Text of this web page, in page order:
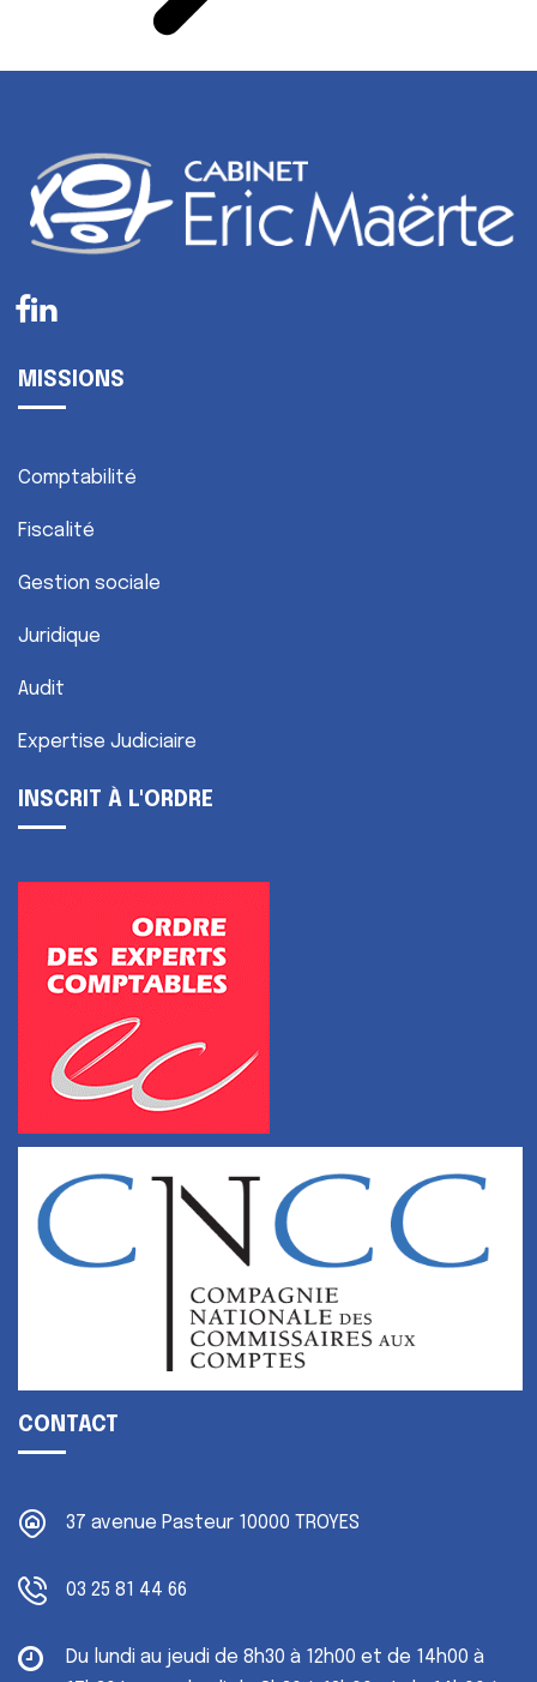
MISSIONS
Comptabilité
Fiscalité
Gestion sociale
Juridique
Audit
Expertise Judiciaire
INSCRIT À L'ORDRE
CONTACT
37 avenue Pasteur 10000 TROYES
03 25 81 44 66
Du lundi au jeudi de 8h30 à 12h00 et de 14h00 à